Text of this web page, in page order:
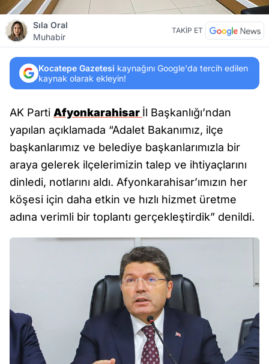
Sıla Oral
Muhabir
TAKİP ET
Kocatepe Gazetesi kaynağını Google'da tercih edilen
kaynak olarak ekleyin!
AK Parti Afyonkarahisar İl Başkanlığı’ndan
yapılan açıklamada “Adalet Bakanımız, ilçe
başkanlarımız ve belediye başkanlarımızla bir
araya gelerek ilçelerimizin talep ve ihtiyaçlarını
dinledi, notlarını aldı. Afyonkarahisar’ımızın her
köşesi için daha etkin ve hızlı hizmet üretme
adına verimli bir toplantı gerçekleştirdik” denildi.